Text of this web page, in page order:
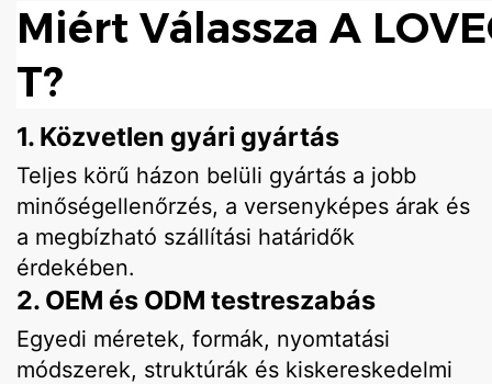
Miért Válassza A
T?
1. Közvetlen gyári gyártás
Teljes körű házon belüli gyártás a jobb
minőségellenőrzés, a versenyképes árak és
a megbízható szállítási határidők
érdekében.
2. OEM és ODM testreszabás
Egyedi méretek, formák, nyomtatási
módszerek, struktúrák és kiskereskedelmi